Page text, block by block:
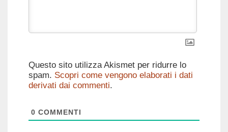
Questo sito utilizza Akismet per ridurre lo
spam. Scopri come vengono elaborati i dati
derivati dai commenti.
0 COMMENTI